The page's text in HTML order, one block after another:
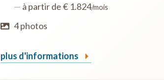
— à partir de € 1.824/mois
4 photos
plus d'informations